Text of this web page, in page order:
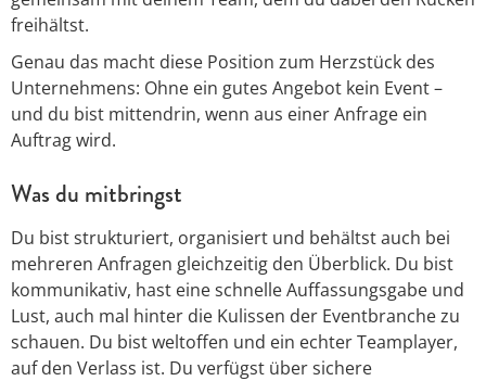
freihältst.
Genau das macht diese Position zum Herzstück des
Unternehmens: Ohne ein gutes Angebot kein Event –
und du bist mittendrin, wenn aus einer Anfrage ein
Auftrag wird.
Was du mitbringst
Du bist strukturiert, organisiert und behältst auch bei
mehreren Anfragen gleichzeitig den Überblick. Du bist
kommunikativ, hast eine schnelle Auffassungsgabe und
Lust, auch mal hinter die Kulissen der Eventbranche zu
schauen. Du bist weltoffen und ein echter Teamplayer,
auf den Verlass ist. Du verfügst über sichere